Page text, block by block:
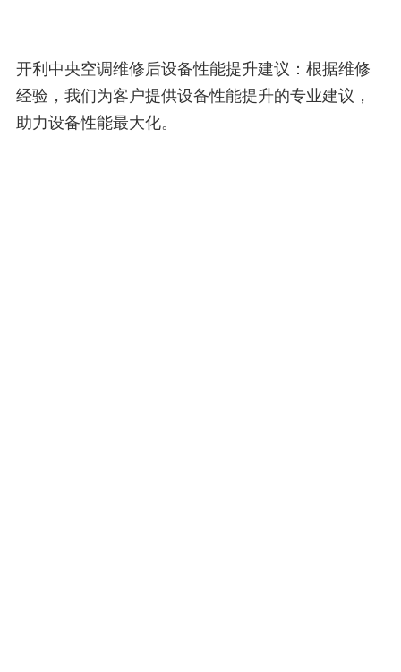
开利中央空调维修后设备性能提升建议：根据维修
经验，我们为客户提供设备性能提升的专业建议，
助力设备性能最大化。